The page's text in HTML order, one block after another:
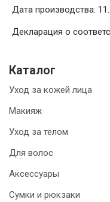
Дата производства:
Декларация о
Каталог
Уход за кожей лица
Макияж
Уход за телом
Для волос
Аксессуары
Сумки и рюкзаки